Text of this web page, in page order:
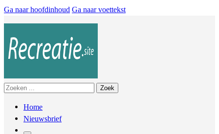
Ga naar hoofdinhoud Ga naar voettekst
Zoeken Zoek
Home
Nieuwsbrief